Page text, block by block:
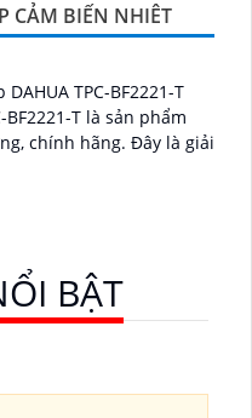
CẢM BIẾN NHIÊT
TPC-BF2221-T
BF2221-T là sản phẩm
hãng. Đây là giải
BẬT